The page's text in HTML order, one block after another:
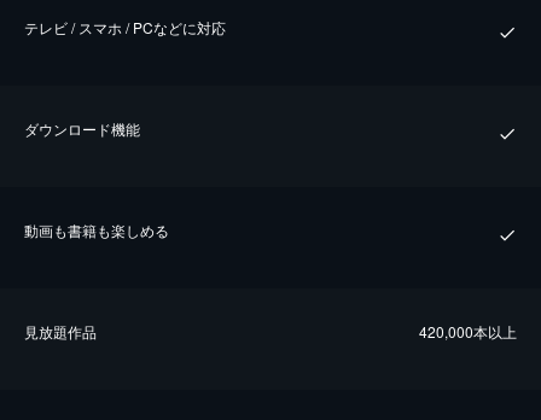
テレビ / スマホ / PCなどに対応
ダウンロード機能
動画も書籍も楽しめる
⾒放題作品 420,000本以上